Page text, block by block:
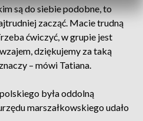
są do siebie podobne, to
zacząć. Macie trudną
ćwiczyć, w grupie jest
dziękujemy za taką
– mówi Tatiana.
była oddolną
marszałkowskiego udało